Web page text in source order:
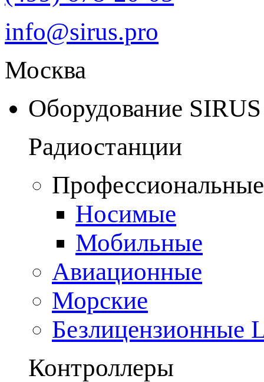
info@sirus.pro
Москва
Оборудование SIRUS
Радиостанции
Носимые
Мобильные
Авиационные
Морские
Безлицензионные
Контроллеры